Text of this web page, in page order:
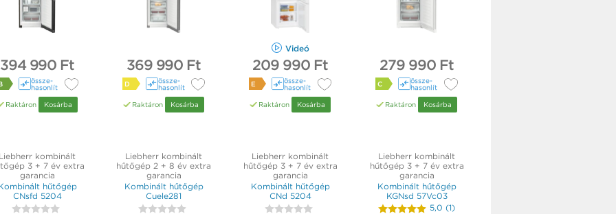
394 990 Ft
össze­
hasonlít
Raktáron Kosárba
369 990 Ft
D
össze­
hasonlít
Raktáron Kosárba
Videó
209 990 Ft
E
össze­
hasonlít
Raktáron Kosárba
279 990 Ft
C
össze­
hasonlít
Raktáron Kosárba
kombinált
3 + 7 év extra
garancia
hűtőgép
CNsfd 5204
Liebherr kombinált
hűtőgép 2 + 8 év extra
garancia
Kombinált hűtőgép
Cuele281
Liebherr kombinált
hűtőgép 3 + 7 év extra
garancia
Kombinált hűtőgép
CNd 5204
Liebherr kombinált
hűtőgép 3 + 7 év extra
garancia
Kombinált hűtőgép
KGNsd 57Vc03
5,0 (1)